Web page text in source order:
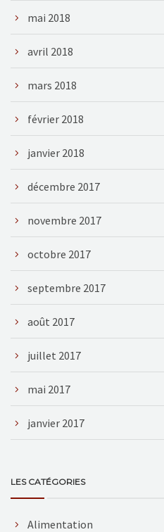
mai 2018
avril 2018
mars 2018
février 2018
janvier 2018
décembre 2017
novembre 2017
octobre 2017
septembre 2017
août 2017
juillet 2017
mai 2017
janvier 2017
LES CATÉGORIES
Alimentation